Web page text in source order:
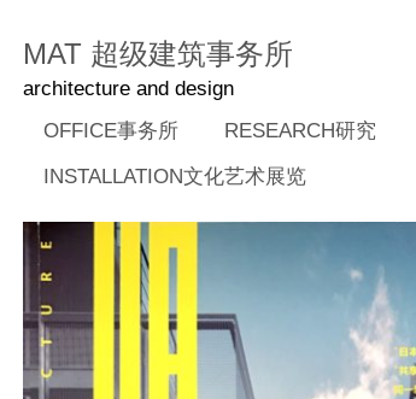
MAT 超级建筑事务所
architecture and design
OFFICE事务所
RESEARCH研究
INSTALLATION文化艺术展览